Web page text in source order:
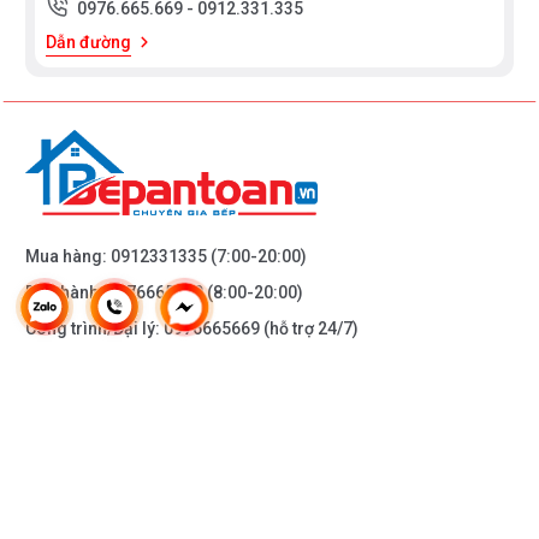
0976.665.669 - 0912.331.335
Dẫn đường
Mua hàng: 0912331335 (7:00-20:00)
Bảo hành:0976665669(8:00-20:00)
Công trình/Đại lý:0976665669 (hỗ trợ 24/7)